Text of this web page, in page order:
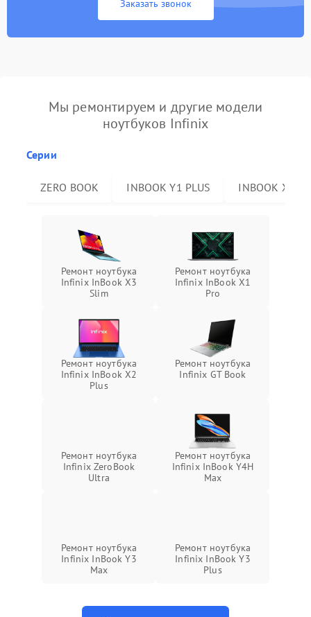
Заказать звонок
Мы ремонтируем и другие модели
ноутбуков Infinix
Серии
ZERO BOOK INBOOK Y1 PLUS INBOOK X2
Ремонт ноутбука
Infinix InBook X3
Slim
Ремонт ноутбука
Infinix InBook X1
Pro
Ремонт ноутбука
Infinix InBook X2
Plus
Ремонт ноутбука
Infinix GT Book
Ремонт ноутбука
Infinix ZeroBook
Ultra
Ремонт ноутбука
Infinix InBook Y4H
Max
Ремонт ноутбука
Infinix InBook Y3
Max
Ремонт ноутбука
Infinix InBook Y3
Plus